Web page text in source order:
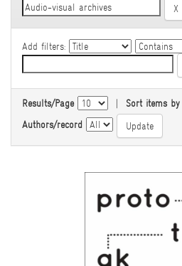
Add filters:
Results/Page | Sort items by
Authors/record